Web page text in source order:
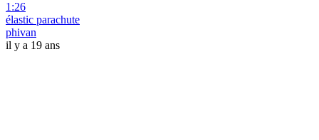
1:26
élastic parachute
phivan
il y a 19 ans